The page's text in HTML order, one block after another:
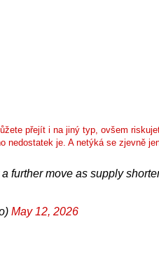
přejít i na jiný typ, ovšem
nedostatek je. A netýká se zjevně
further move as supply
May 12, 2026